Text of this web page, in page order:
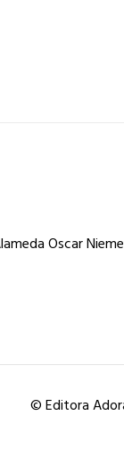
Oscar
© Editora